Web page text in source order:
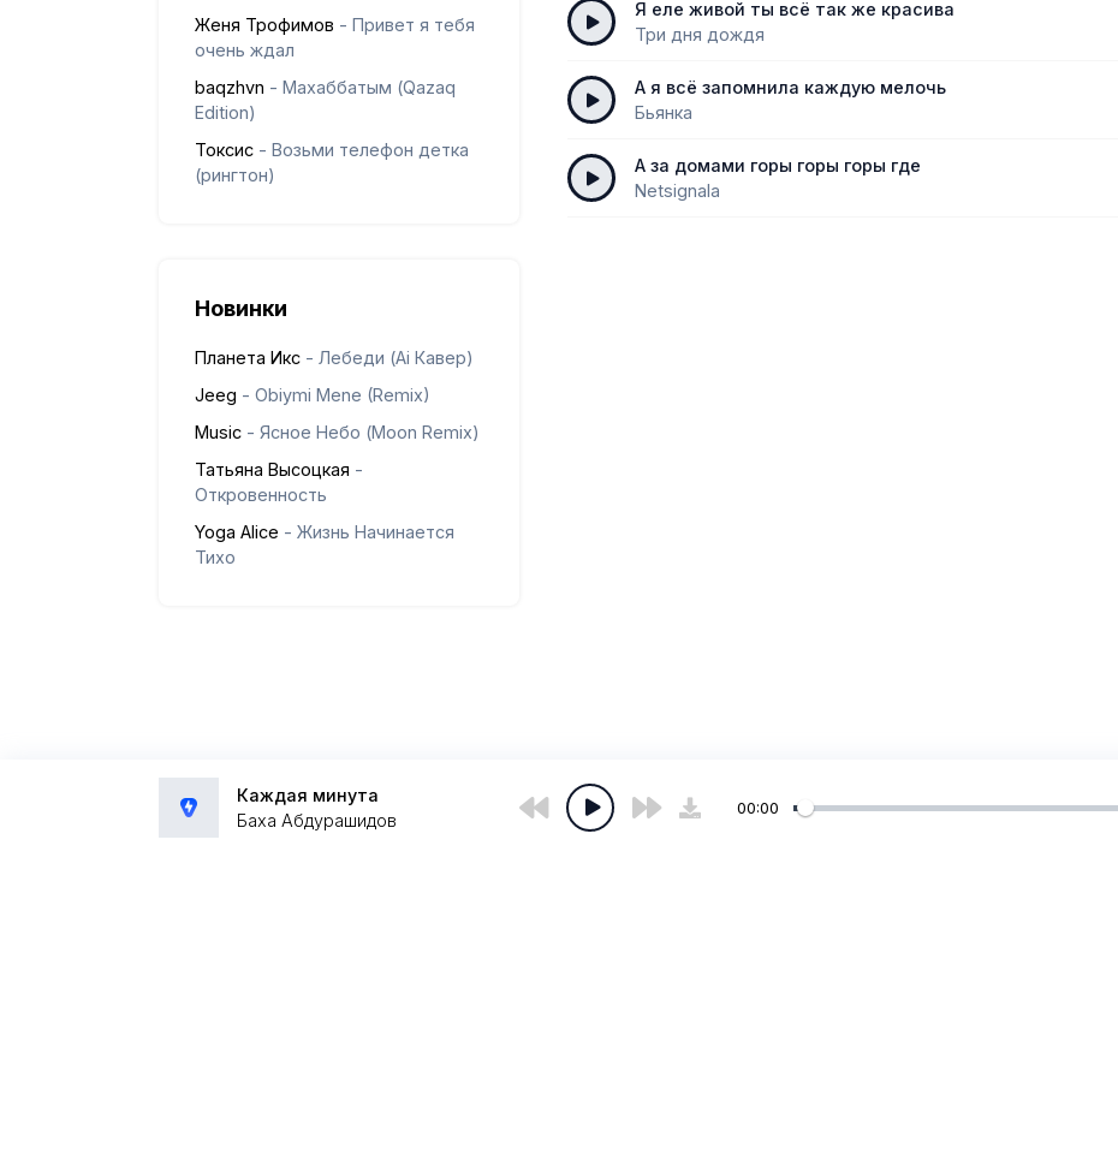
Женя Трофимов - Привет я тебя
очень ждал
baqzhvn - Махаббатым (Qazaq
Edition)
Токсис - Возьми телефон детка
(рингтон)
Новинки
Планета Икс - Лебеди (Ai Кавер)
Jeeg - Obiymi Mene (Remix)
Music - Ясное Небо (Moon Remix)
Татьяна Высоцкая -
Откровенность
Yoga Alice - Жизнь Начинается
Тихо
Я еле живой ты всё так же красива
Три дня дождя
А я всё запомнила каждую мелочь
Бьянка
А за домами горы горы горы где
Netsignala
Каждая минута
Баха Абдурашидов
00:00